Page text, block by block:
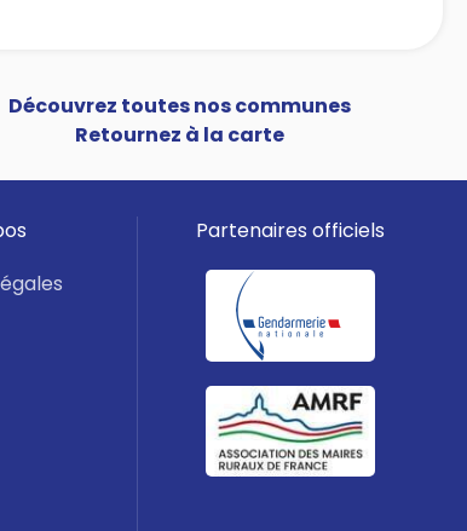
Découvrez toutes nos communes
Retournez à la carte
Partenaires officiels